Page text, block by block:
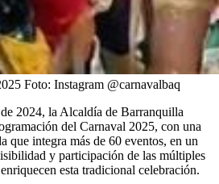
Foto: Instagram @carnavalbaq
2024, la Alcaldía de Barranquilla
del Carnaval 2025, con una
que integra más de 60 eventos, en un
y participación de las múltiples
esta tradicional celebración.